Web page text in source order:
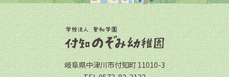
岐阜県中津川市付知町 11010-3